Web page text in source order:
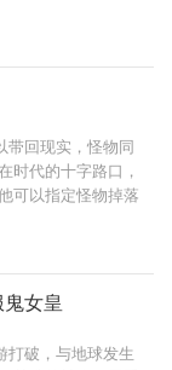
回到现世无望，
在新手村完成了
陆终于再度在现
玩家涌了进来，
最为恐怖的女魔
带回现实，怪物同
时代的十字路口，
可以指定怪物掉落
女皇
打破，与地球发生